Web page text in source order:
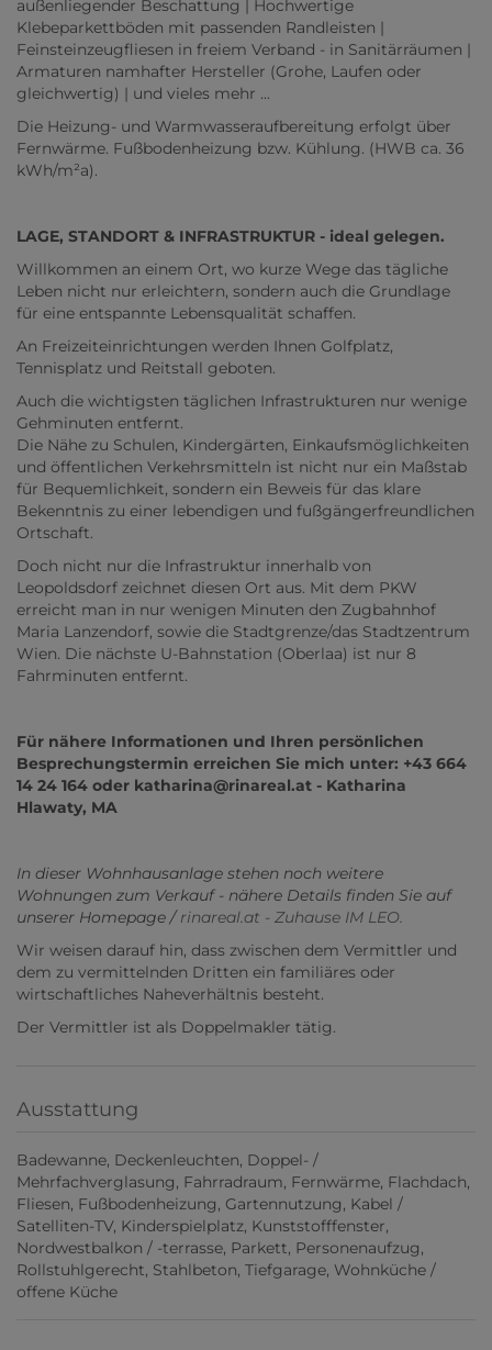
außenliegender Beschattung | Hochwertige
Klebeparkettböden mit passenden Randleisten |
Feinsteinzeugfliesen in freiem Verband - in Sanitärräumen |
Armaturen namhafter Hersteller (Grohe, Laufen oder
gleichwertig) | und vieles mehr ...
Die Heizung- und Warmwasseraufbereitung erfolgt über
Fernwärme. Fußbodenheizung bzw. Kühlung. (HWB ca. 36
kWh/m²a).
LAGE, STANDORT & INFRASTRUKTUR - ideal gelegen.
Willkommen an einem Ort, wo kurze Wege das tägliche
Leben nicht nur erleichtern, sondern auch die Grundlage
für eine entspannte Lebensqualität schaffen.
An Freizeiteinrichtungen werden Ihnen Golfplatz,
Tennisplatz und Reitstall geboten.
Auch die wichtigsten täglichen Infrastrukturen nur wenige
Gehminuten entfernt.
Die Nähe zu Schulen, Kindergärten, Einkaufsmöglichkeiten
und öffentlichen Verkehrsmitteln ist nicht nur ein Maßstab
für Bequemlichkeit, sondern ein Beweis für das klare
Bekenntnis zu einer lebendigen und fußgängerfreundlichen
Ortschaft.
Doch nicht nur die Infrastruktur innerhalb von
Leopoldsdorf zeichnet diesen Ort aus. Mit dem PKW
erreicht man in nur wenigen Minuten den Zugbahnhof
Maria Lanzendorf, sowie die Stadtgrenze/das Stadtzentrum
Wien. Die nächste U-Bahnstation (Oberlaa) ist nur 8
Fahrminuten entfernt.
Für nähere Informationen und Ihren persönlichen
Besprechungstermin erreichen Sie mich unter: +43 664
14 24 164 oder katharina@rinareal.at - Katharina
Hlawaty, MA
In dieser Wohnhausanlage stehen noch weitere
Wohnungen zum Verkauf - nähere Details finden Sie auf
unserer Homepage / rinareal.at - Zuhause IM LEO.
Wir weisen darauf hin, dass zwischen dem Vermittler und
dem zu vermittelnden Dritten ein familiäres oder
wirtschaftliches Naheverhältnis besteht.
Der Vermittler ist als Doppelmakler tätig.
Ausstattung
Badewanne Deckenleuchten Doppel- /
Mehrfachverglasung Fahrradraum Fernwärme Flachdach
Fliesen Fußbodenheizung Gartennutzung Kabel /
Satelliten-TV Kinderspielplatz Kunststofffenster
Nordwestbalkon / -terrasse Parkett Personenaufzug
Rollstuhlgerecht Stahlbeton Tiefgarage Wohnküche /
offene Küche